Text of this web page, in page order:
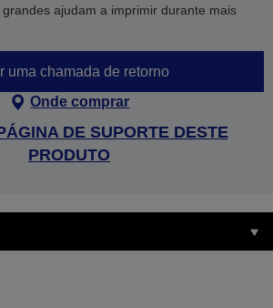
ajudam a imprimir durante mais
uma chamada de retorno
Onde comprar
DE SUPORTE DESTE
PRODUTO